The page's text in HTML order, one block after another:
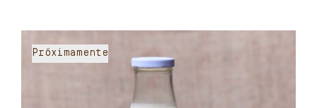
Próximamente